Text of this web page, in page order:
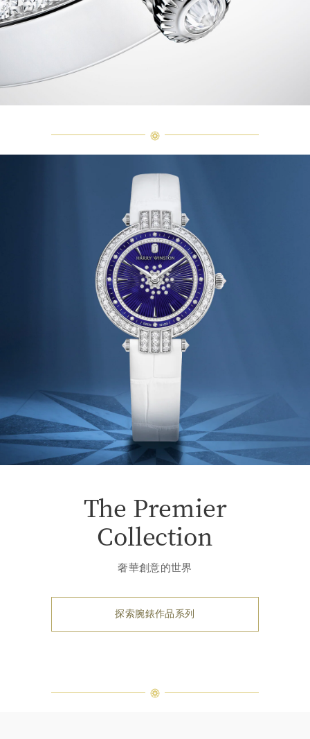
The Premier
Collection
奢華創意的世界
探索腕錶作品系列